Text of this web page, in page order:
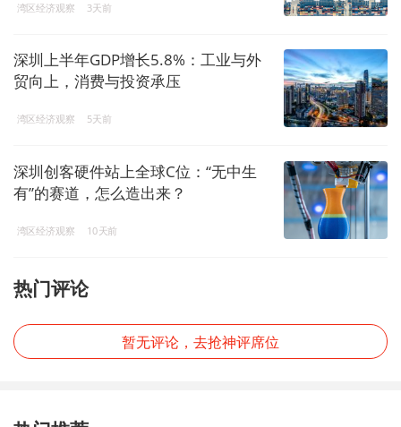
湾区经济观察 3天前
深圳上半年GDP增长5.8%：工业与外
贸向上，消费与投资承压
湾区经济观察 5天前
深圳创客硬件站上全球C位：“无中生
有”的赛道，怎么造出来？
湾区经济观察 10天前
热门评论
暂无评论，去抢神评席位